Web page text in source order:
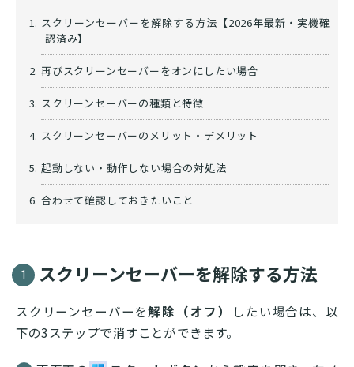
スクリーンセーバーを解除する方法【2026年最新・実機確
認済み】
再びスクリーンセーバーをオンにしたい場合
スクリーンセーバーの種類と特徴
スクリーンセーバーのメリット・デメリット
起動しない・動作しない場合の対処法
合わせて確認しておきたいこと
1 スクリーンセーバーを解除する方法
スクリーンセーバーを解除（オフ）
したい場合は、以
下の3ステップで消すことができます。